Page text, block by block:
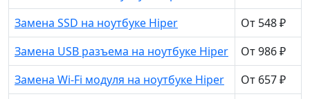
Замена SSD на ноутбуке Hiper
От 548 ₽
Замена USB разъема на ноутбуке Hiper
От 986 ₽
Замена Wi-Fi модуля на ноутбуке Hiper
От 657 ₽